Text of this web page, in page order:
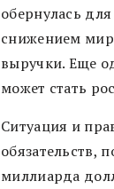
обернулась
снижением
выручки. Еще
может стать
Ситуация и
обязательств,
миллиарда